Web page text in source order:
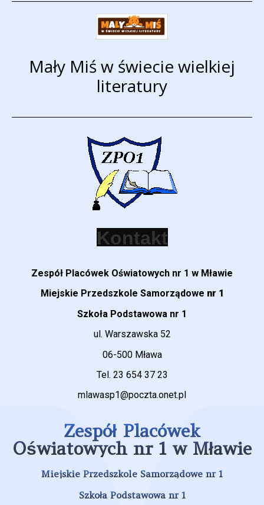
Mały Miś w świecie wielkiej
literatury
K
Zespół Placówek Oświatowych nr 1 w Mławie
Miejskie Przedszkole Samorządowe nr 1
Szkoła Podstawowa nr 1
ul. Warszawska 52
06-500 Mława
Tel. 23 654 37 23
mlawasp1@poczta.onet.pl
Zespół Placówek
Oświatowych nr 1 w Mławie
Miejskie Przedszkole Samorządowe nr 1
Szkoła Podstawowa nr 1